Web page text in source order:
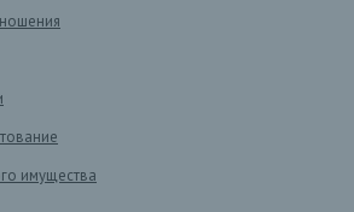
имущества